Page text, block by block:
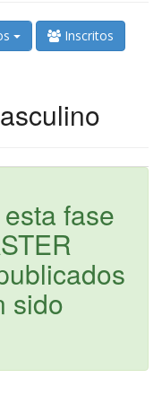
Inscritos
fase
sido